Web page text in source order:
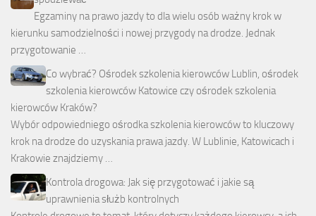
Egzaminy na prawo jazdy to dla wielu osób ważny krok w
kierunku samodzielności i nowej przygody na drodze. Jednak
przygotowanie …
Co wybrać? Ośrodek szkolenia kierowców Lublin, ośrodek
szkolenia kierowców Katowice czy ośrodek szkolenia
kierowców Kraków?
Wybór odpowiedniego ośrodka szkolenia kierowców to kluczowy
krok na drodze do uzyskania prawa jazdy. W Lublinie, Katowicach i
Krakowie znajdziemy …
Kontrola drogowa: Jak się przygotować i jakie są
uprawnienia służb kontrolnych